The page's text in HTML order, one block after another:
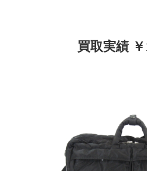
買取実績 ￥